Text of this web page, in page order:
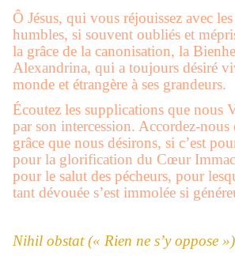
Ô Jésus, qui vous réjouissez avec
humbles, si souvent oubliés et
la grâce de la canonisation, la
Alexandrina, qui a toujours désiré
monde et étrangère à ses grandeurs.
Écoutez les supplications que nous
par son intercession. Accordez-
grâce que nous désirons, si c’est
pour la glorification du Cœur
pour le salut des pécheurs, pour
tant dévouée s’est immolée si
Nihil obstat (« Rien ne s’y oppose »)